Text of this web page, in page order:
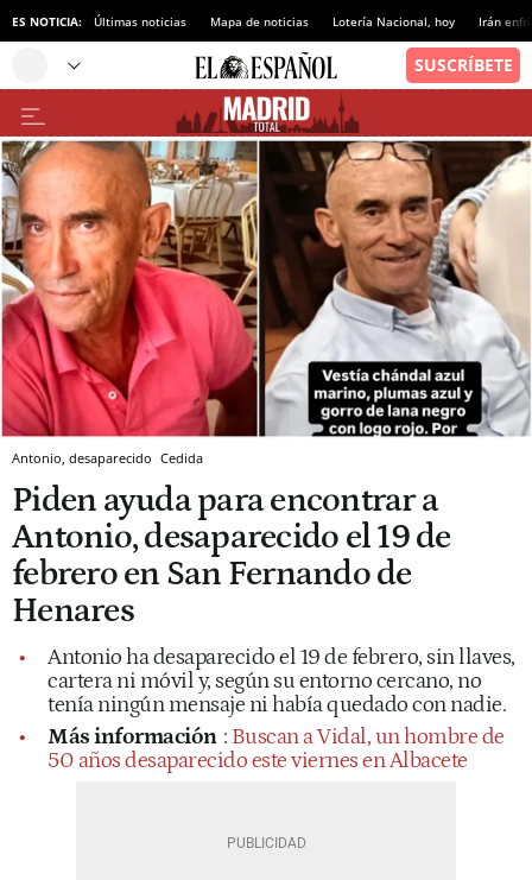
ES NOTICIA: Últimas noticias Mapa de noticias Lotería Nacional, hoy Irán
Antonio, desaparecido Cedida
Piden ayuda para encontrar a
Antonio, desaparecido el 19 de
febrero en San Fernando de
Henares
Antonio ha desaparecido el 19 de febrero, sin llaves,
cartera ni móvil y, según su entorno cercano, no
tenía ningún mensaje ni había quedado con nadie.
Más información : Buscan a Vidal, un hombre de
50 años desaparecido este viernes en Albacete